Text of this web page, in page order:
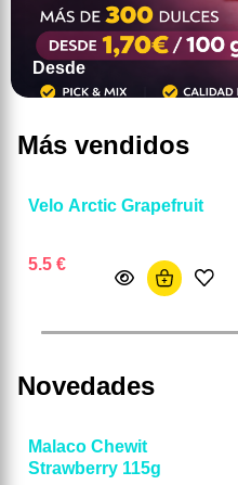
Desde
Más vendidos
Velo Arctic Grapefruit
5.5 €
Novedades
Malaco Chewit
Strawberry 115g